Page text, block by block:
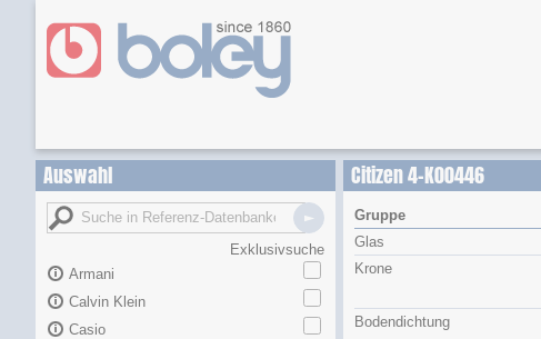
Auswahl
Exklusivsuche
Armani
Calvin Klein
Casio
Citizen 4-K00446
Gruppe
Glas
Krone
Bodendichtung